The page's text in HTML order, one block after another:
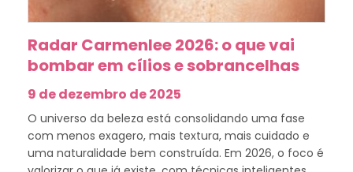
Radar Carmenlee 2026: o que vai
bombar em cílios e sobrancelhas
9 de dezembro de 2025
O universo da beleza está consolidando uma fase
com menos exagero, mais textura, mais cuidado e
uma naturalidade bem construída. Em 2026, o foco é